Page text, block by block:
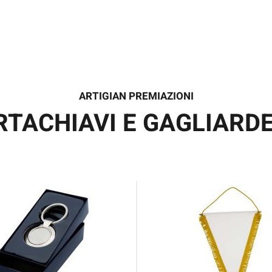
ARTIGIAN PREMIAZIONI
E